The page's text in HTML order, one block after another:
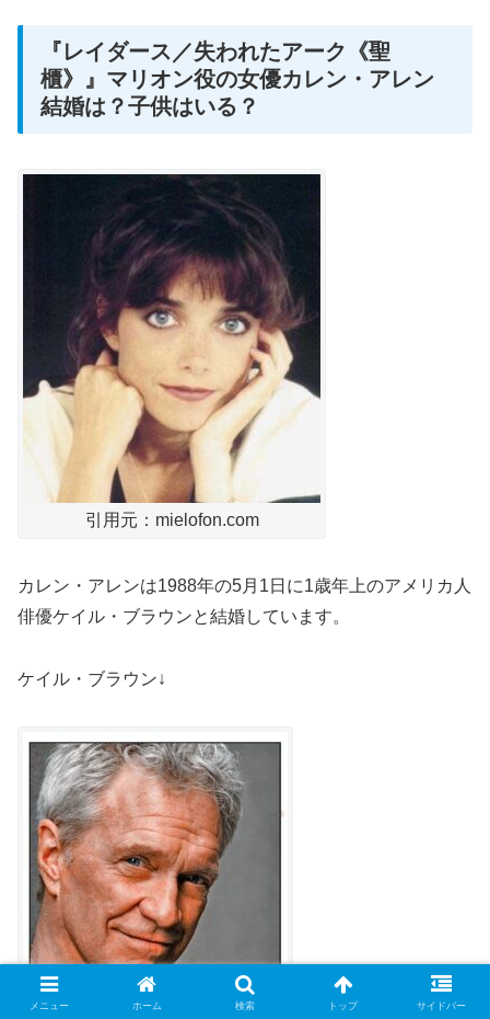
『レイダース／失われたアーク《聖
櫃》』マリオン役の女優カレン・アレン
結婚は？子供はいる？
引用元：mielofon.com
カレン・アレンは1988年の5月1日に1歳年上のアメリカ人
俳優ケイル・ブラウンと結婚しています。
ケイル・ブラウン↓
メニュー ホーム 検索 トップ サイドバー